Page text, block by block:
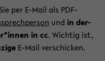
per E-​Mail als PDF-​
und in der­
in cc. Wich­tig ist,
E-​Mail ver­schi­cken.